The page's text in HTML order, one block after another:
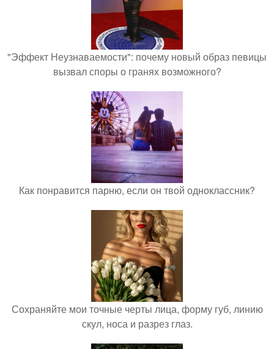
"Эффект Неузнаваемости": почему новый образ певицы
вызвал споры о гранях возможного?
Как понравится парню, если он твой одноклассник?
Сохраняйте мои точные черты лица, форму губ, линию
скул, носа и разрез глаз.